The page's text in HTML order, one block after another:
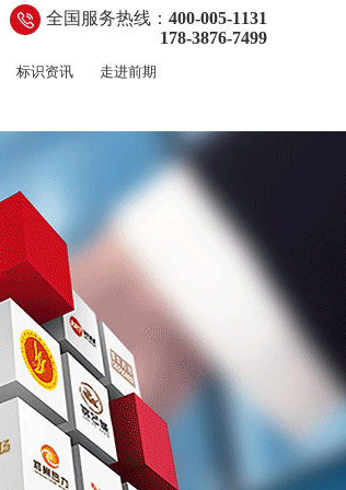
全国服务热线： 400-005-1131
178-3876-7499
标识资讯 走进前期